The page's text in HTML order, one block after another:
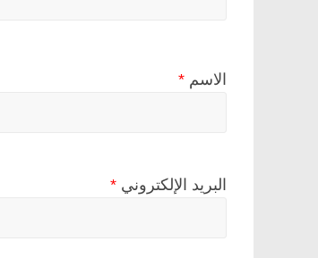
الاسم *
البريد الإلكتروني *